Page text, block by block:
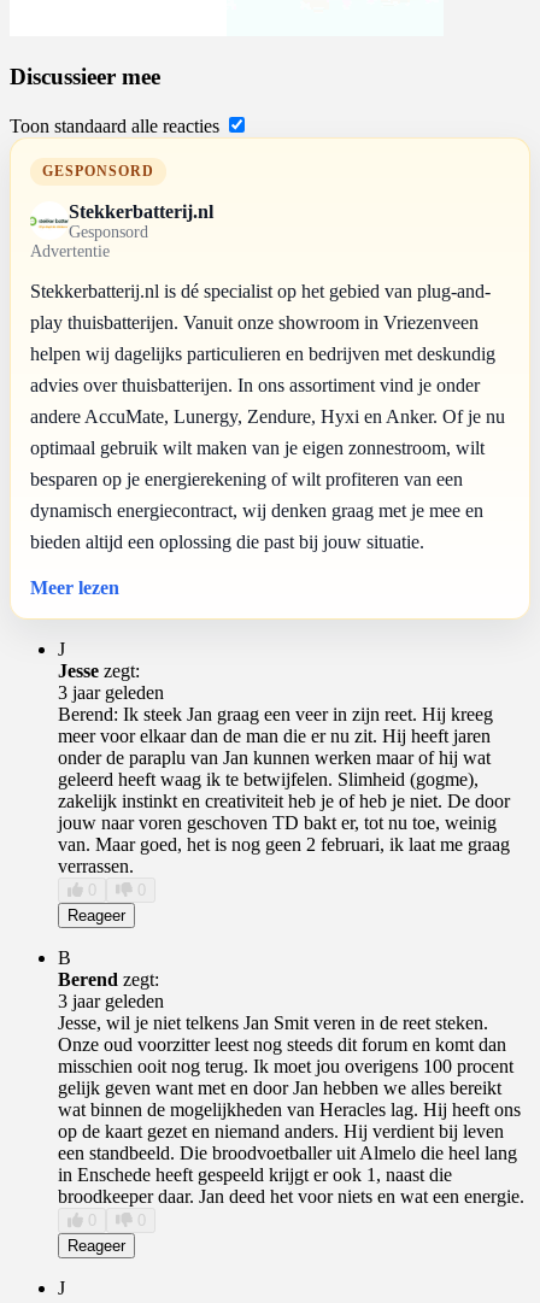
Discussieer mee
Toon standaard alle reacties
GESPONSORD
Stekkerbatterij.nl
Gesponsord
Advertentie
Stekkerbatterij.nl is dé specialist op het gebied van plug-and-
play thuisbatterijen. Vanuit onze showroom in Vriezenveen
helpen wij dagelijks particulieren en bedrijven met deskundig
advies over thuisbatterijen. In ons assortiment vind je onder
andere AccuMate, Lunergy, Zendure, Hyxi en Anker. Of je nu
optimaal gebruik wilt maken van je eigen zonnestroom, wilt
besparen op je energierekening of wilt profiteren van een
dynamisch energiecontract, wij denken graag met je mee en
bieden altijd een oplossing die past bij jouw situatie.
Meer lezen
J
Jesse zegt:
3 jaar geleden
Berend: Ik steek Jan graag een veer in zijn reet. Hij kreeg
meer voor elkaar dan de man die er nu zit. Hij heeft jaren
onder de paraplu van Jan kunnen werken maar of hij wat
geleerd heeft waag ik te betwijfelen. Slimheid (gogme),
zakelijk instinkt en creativiteit heb je of heb je niet. De door
jouw naar voren geschoven TD bakt er, tot nu toe, weinig
van. Maar goed, het is nog geen 2 februari, ik laat me graag
verrassen.
0
0
Reageer
B
Berend zegt:
3 jaar geleden
Jesse, wil je niet telkens Jan Smit veren in de reet steken.
Onze oud voorzitter leest nog steeds dit forum en komt dan
misschien ooit nog terug. Ik moet jou overigens 100 procent
gelijk geven want met en door Jan hebben we alles bereikt
wat binnen de mogelijkheden van Heracles lag. Hij heeft ons
op de kaart gezet en niemand anders. Hij verdient bij leven
een standbeeld. Die broodvoetballer uit Almelo die heel lang
in Enschede heeft gespeeld krijgt er ook 1, naast die
broodkeeper daar. Jan deed het voor niets en wat een energie.
0
0
Reageer
J